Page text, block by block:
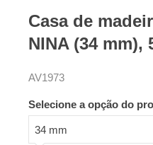
Casa de
NINA (34 mm),
AV1973
Selecione a opção do
34 mm